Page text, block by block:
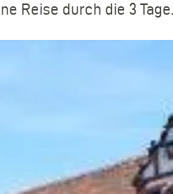
Reise durch die 3 Tage.